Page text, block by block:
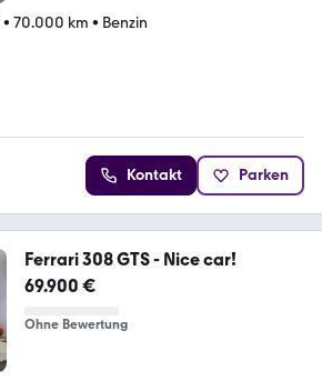
• 70.000 km • Benzin
Kontakt Parken
Ferrari 308 GTS - Nice car!
69.900 €
Ohne Bewertung